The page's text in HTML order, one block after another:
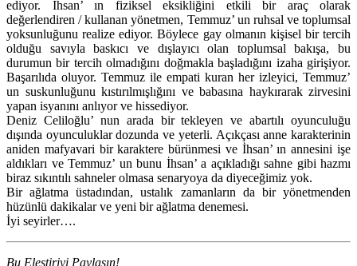
ediyor. İhsan’ ın fiziksel eksikliğini etkili bir araç olarak
değerlendiren / kullanan yönetmen, Temmuz’ un ruhsal ve toplumsal
yoksunluğunu realize ediyor. Böylece gay olmanın kişisel bir tercih
olduğu savıyla baskıcı ve dışlayıcı olan toplumsal bakışa, bu
durumun bir tercih olmadığını doğmakla başladığını izaha girişiyor.
Başarılıda oluyor. Temmuz ile empati kuran her izleyici, Temmuz’
un suskunluğunu kıstırılmışlığını ve babasına haykırarak zirvesini
yapan isyanını anlıyor ve hissediyor.
Deniz Celiloğlu’ nun arada bir tekleyen ve abartılı oyunculuğu
dışında oyunculuklar dozunda ve yeterli. Açıkçası anne karakterinin
aniden mafyavari bir karaktere bürünmesi ve İhsan’ ın annesini işe
aldıkları ve Temmuz’ un bunu İhsan’ a açıkladığı sahne gibi hazmı
biraz sıkıntılı sahneler olmasa senaryoya da diyeceğimiz yok.
Bir ağlatma üstadından, ustalık zamanların da bir yönetmenden
hüzünlü dakikalar ve yeni bir ağlatma denemesi.
İyi seyirler….
Bu Eleştiriyi Paylaşın!